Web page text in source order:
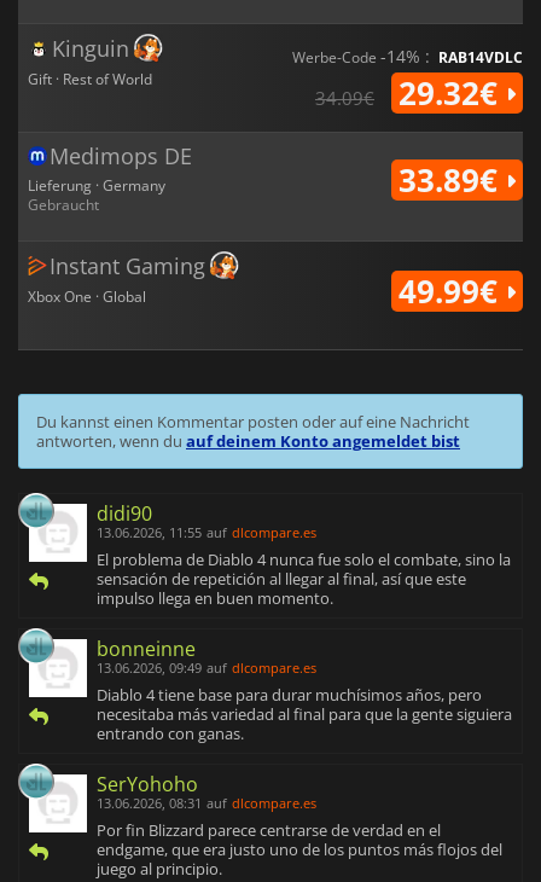
Kinguin
Gift · Rest of World
Werbe-Code -14% : RAB14VDLC
34.09€ 29.32€
Medimops DE
Lieferung · Germany
Gebraucht
33.89€
Instant Gaming
Xbox One · Global 49.99€
Du kannst einen Kommentar posten oder auf eine Nachricht
antworten, wenn du auf deinem Konto angemeldet bist
didi90
13.06.2026, 11:55 auf dlcompare.es
El problema de Diablo 4 nunca fue solo el combate, sino la
sensación de repetición al llegar al final, así que este
impulso llega en buen momento.
bonneinne
13.06.2026, 09:49 auf dlcompare.es
Diablo 4 tiene base para durar muchísimos años, pero
necesitaba más variedad al final para que la gente siguiera
entrando con ganas.
SerYohoho
13.06.2026, 08:31 auf dlcompare.es
Por fin Blizzard parece centrarse de verdad en el
endgame, que era justo uno de los puntos más flojos del
juego al principio.